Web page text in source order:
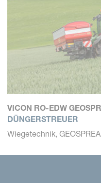
VICON RO-EDW
DÜNGERSTREUER
Wiegetechnik,